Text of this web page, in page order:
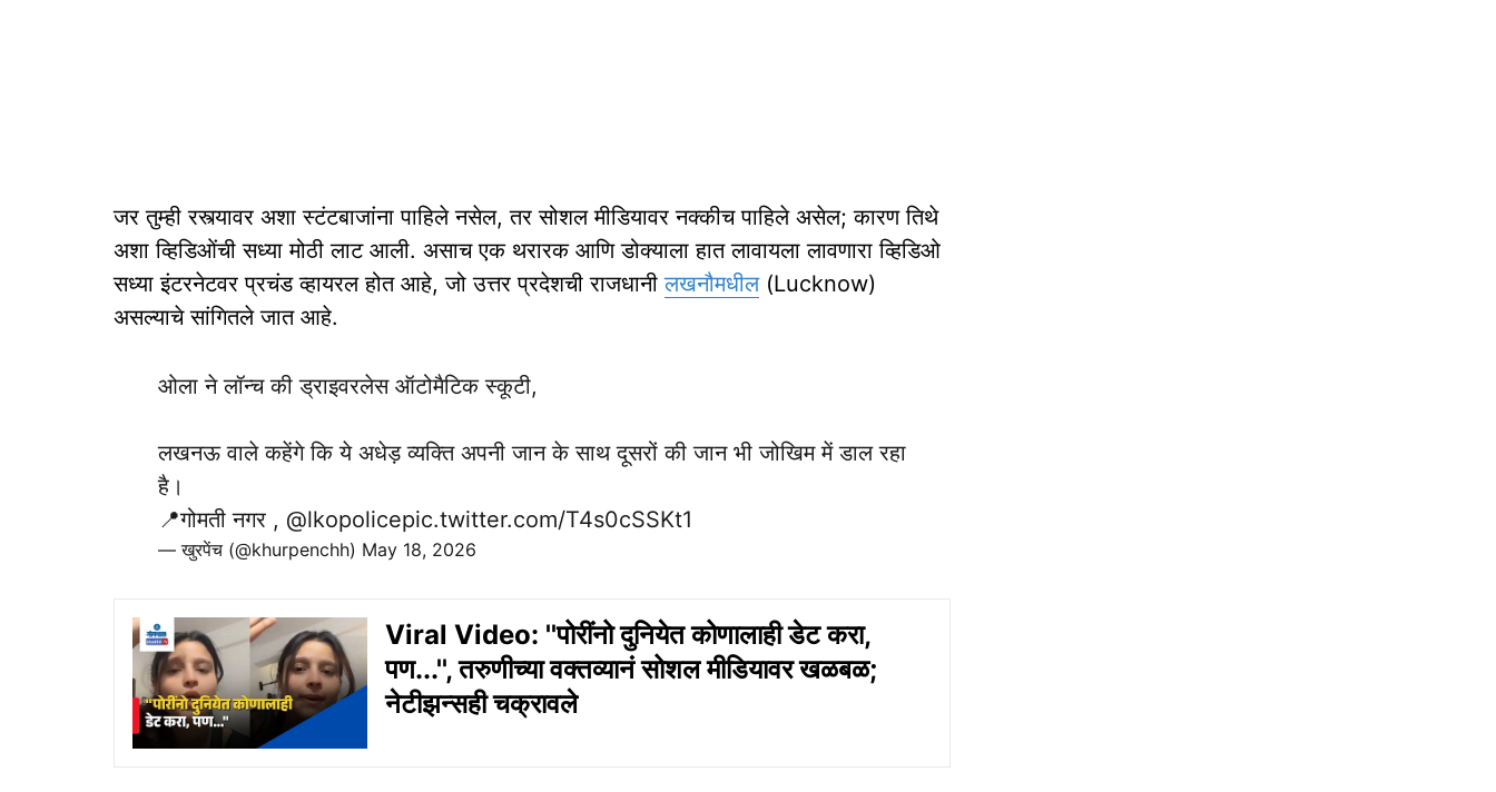
जर तुम्ही रस्त्यावर अशा स्टंटबाजांना पाहिले नसेल, तर सोशल मीडियावर नक्कीच पाहिले असेल; कारण तिथे
अशा व्हिडिओंची सध्या मोठी लाट आली. असाच एक थरारक आणि डोक्याला हात लावायला लावणारा व्हिडिओ
सध्या इंटरनेटवर प्रचंड व्हायरल होत आहे, जो उत्तर प्रदेशची राजधानीलखनौमधील(Lucknow)
असल्याचे सांगितले जात आहे.
ओला ने लॉन्च की ड्राइवरलेस ऑटोमैटिक स्कूटी,
लखनऊ वाले कहेंगे कि ये अधेड़ व्यक्ति अपनी जान के साथ दूसरों की जान भी जोखिम में डाल रहा
है।
📍गोमती नगर , @lkopolicepic.twitter.com/T4s0cSSKt1
— खुरपेंच (@khurpenchh) May 18, 2026
Viral Video: ''पोरींनो दुनियेत कोणालाही डेट करा,
पण...'', तरुणीच्या वक्तव्यानं सोशल मीडियावर खळबळ;
नेटीझन्सही चक्रावले